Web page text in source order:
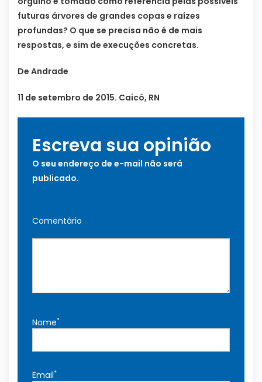
futuras árvores de grandes copas e raízes
profundas? O que se precisa não é de mais
respostas, e sim de execuções concretas.
De Andrade
11 de setembro de 2015. Caicó, RN
Escreva sua opinião
O seu endereço de e-mail não será
publicado.
Comentário
Nome*
Email*